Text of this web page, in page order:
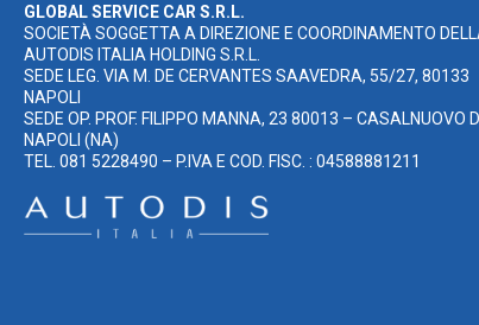
GLOBAL SERVICE CAR S.R.L.
SOCIETÀ SOGGETTA A DIREZIONE E COORDINAMENTO
AUTODIS ITALIA HOLDING S.R.L.
SEDE LEG. VIA M. DE CERVANTES SAAVEDRA, 55/27, 80133
NAPOLI
SEDE OP. PROF. FILIPPO MANNA, 23 80013 – CASALNUOVO
NAPOLI (NA)
TEL. 081 5228490 – P.IVA E COD. FISC. : 04588881211